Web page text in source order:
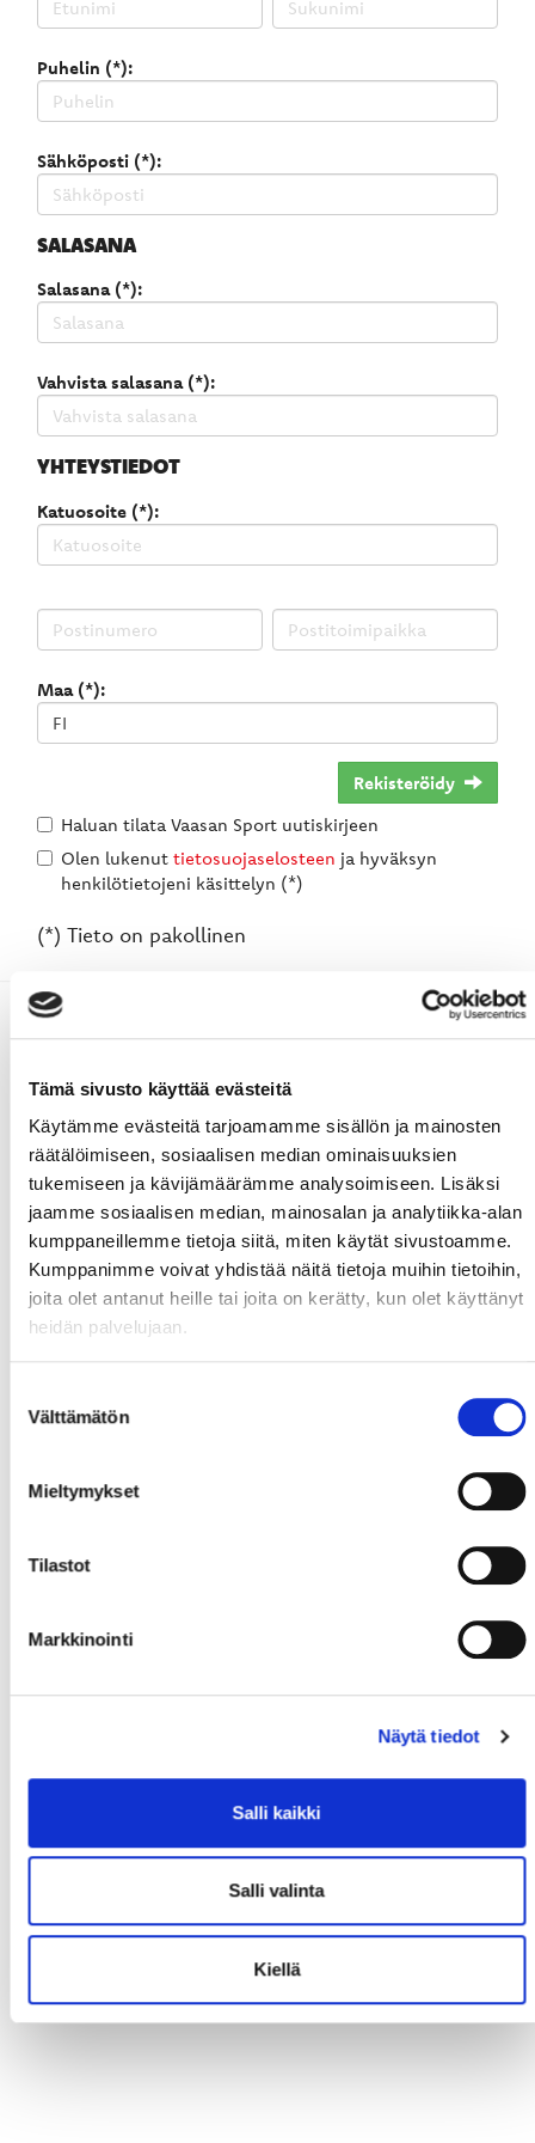
Tämä sivusto käyttää evästeitä
Käytämme evästeitä tarjoamamme sisällön ja mainosten
räätälöimiseen, sosiaalisen median ominaisuuksien
tukemiseen ja kävijämäärämme analysoimiseen. Lisäksi
jaamme sosiaalisen median, mainosalan ja analytiikka-alan
kumppaneillemme tietoja siitä, miten käytät sivustoamme.
Kumppanimme voivat yhdistää näitä tietoja muihin tietoihin,
joita olet antanut heille tai joita on kerätty, kun olet käyttänyt
heidän palvelujaan.
valinta
Välttämätön
Mieltymykset
Tilastot
Markkinointi
Näytä tiedot
Salli kaikki
Salli valinta
Kiellä
Puhelin (*):
Sähköposti (*):
SALASANA
Salasana (*):
Vahvista salasana (*):
YHTEYSTIEDOT
Katuosoite (*):
Maa (*):
Rekisteröidy
Haluan tilata Vaasan Sport uutiskirjeen
Olen lukenut tietosuojaselosteen ja hyväksyn
henkilötietojeni käsittelyn (*)
(*) Tieto on pakollinen